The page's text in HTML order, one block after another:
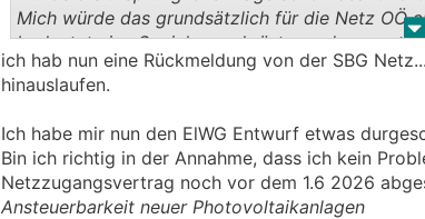
.
Mich würde das grundsätzlich für die Netz OÖ
bedeutet eine Speichernachrüstung, dass man
ich hab nun eine Rückmeldung von der SBG
hinauslaufen.
Ich habe mir nun den ElWG Entwurf etwas
Bin ich richtig in der Annahme, dass ich kein
Netzzugangsvertrag noch vor dem 1.6 2026
Ansteuerbarkeit neuer Photovoltaikanlagen